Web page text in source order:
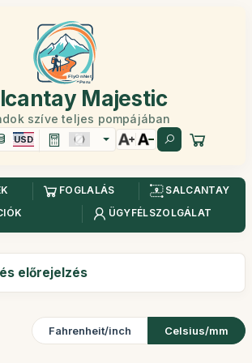
Majestic
szíve teljes pompájában
USD
FOGLALÁS
SALCANTAY
ÜGYFÉLSZOLGÁLAT
előrejelzés
Fahrenheit/inch Celsius/mm